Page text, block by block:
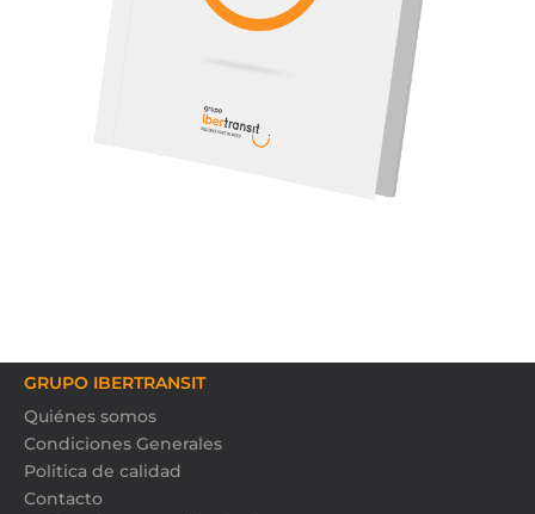
GRUPO IBERTRANSIT
Quiénes somos
Condiciones Generales
Politica de calidad
Contacto